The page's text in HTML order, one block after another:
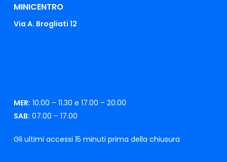
MINICENTRO
Via A. Brogliati 12
MER: 10.00 – 11.30 e 17.00 – 20.00
SAB: 07.00 – 17.00
Gli ultimi accessi 15 minuti prima della chiusura